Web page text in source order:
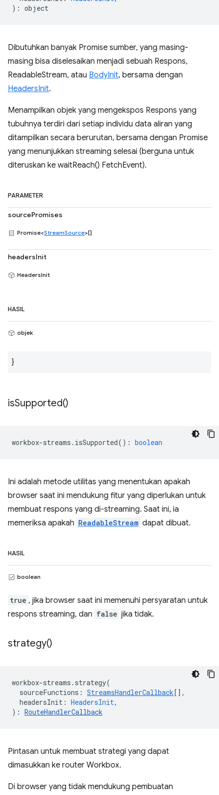
) : object
Dibutuhkan banyak Promise sumber, yang masing-
masing bisa diselesaikan menjadi sebuah Respons,
ReadableStream, atau BodyInit, bersama dengan
HeadersInit.
Menampilkan objek yang mengekspos Respons yang
tubuhnya terdiri dari setiap individu data aliran yang
ditampilkan secara berurutan, bersama dengan Promise
yang menunjukkan streaming selesai (berguna untuk
diteruskan ke waitReach() FetchEvent).
PARAMETER
sourcePromises
Promise<StreamSource>[]
headersInit
HeadersInit
HASIL
objek
}
isSupported()
workbox-streams . isSupported() : boolean
Ini adalah metode utilitas yang menentukan apakah
browser saat ini mendukung fitur yang diperlukan untuk
membuat respons yang di-streaming. Saat ini, ia
memeriksa apakah ReadableStream dapat dibuat.
HASIL
boolean
true , jika browser saat ini memenuhi persyaratan untuk
respons streaming, dan false jika tidak.
strategy()
workbox-streams . strategy(
sourceFunctions : StreamsHandlerCallback[],
headersInit : HeadersInit,
) : RouteHandlerCallback
Pintasan untuk membuat strategi yang dapat
dimasukkan ke router Workbox.
Di browser yang tidak mendukung pembuatan